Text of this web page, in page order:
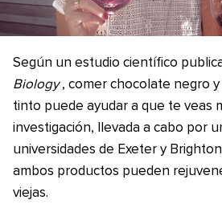
Según un estudio científico
Biology , comer chocolate negro
tinto puede ayudar a que te veas
investigación, llevada a cabo por
universidades de Exeter y
ambos productos pueden
viejas.